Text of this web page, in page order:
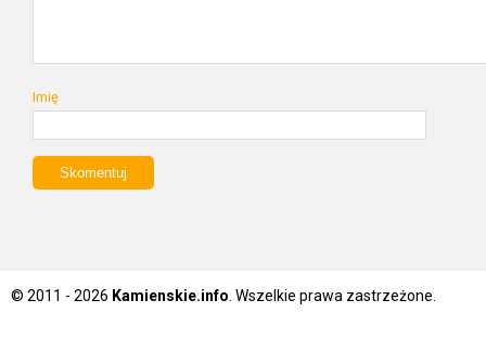
Imię
© 2011 - 2026 Kamienskie.info . Wszelkie prawa zastrzeżone.